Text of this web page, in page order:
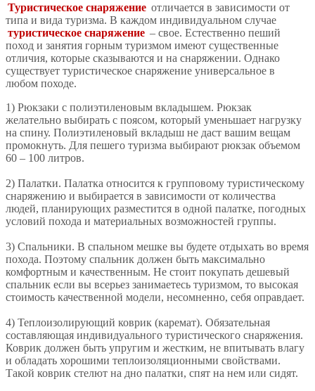
Туристическое снаряжение отличается в зависимости от
типа и вида туризма. В каждом индивидуальном случае
туристическое снаряжение – свое. Естественно пеший
поход и занятия горным туризмом имеют существенные
отличия, которые сказываются и на снаряжении. Однако
существует туристическое снаряжение универсальное в
любом походе.
1) Рюкзаки с полиэтиленовым вкладышем. Рюкзак
желательно выбирать с поясом, который уменьшает нагрузку
на спину. Полиэтиленовый вкладыш не даст вашим вещам
промокнуть. Для пешего туризма выбирают рюкзак объемом
60 – 100 литров.
2) Палатки. Палатка относится к групповому туристическому
снаряжению и выбирается в зависимости от количества
людей, планирующих разместится в одной палатке, погодных
условий похода и материальных возможностей группы.
3) Спальники. В спальном мешке вы будете отдыхать во время
похода. Поэтому спальник должен быть максимально
комфортным и качественным. Не стоит покупать дешевый
спальник если вы всерьез занимаетесь туризмом, то высокая
стоимость качественной модели, несомненно, себя оправдает.
4) Теплоизолирующий коврик (каремат). Обязательная
составляющая индивидуального туристического снаряжения.
Коврик должен быть упругим и жестким, не впитывать влагу
и обладать хорошими теплоизоляционными свойствами.
Такой коврик стелют на дно палатки, спят на нем или сидят.